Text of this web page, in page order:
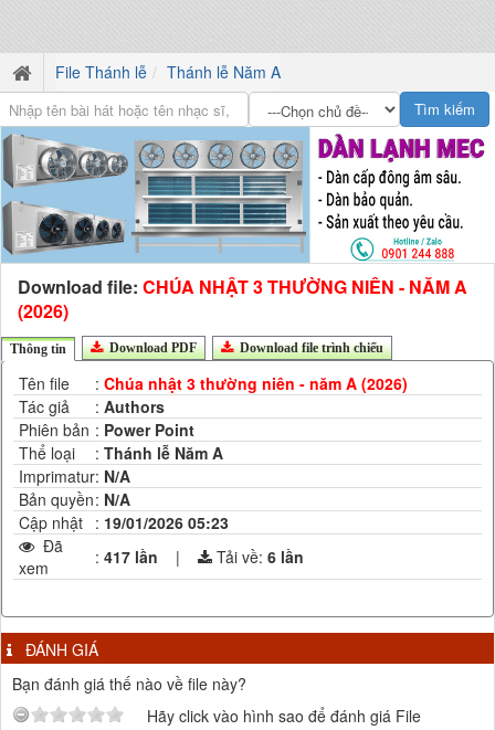
File Thánh lễ Thánh lễ Năm A
Download file: CHÚA NHẬT 3 THƯỜNG NIÊN - NĂM A
(2026)
Thông tin Download PDF Download file trình chiếu
Tên file : Chúa nhật 3 thường niên - năm A (2026)
Tác giả
: Authors
Phiên bản : Power Point
Thể loại
: Thánh lễ Năm A
Imprimatur: N/A
Bản quyền: N/A
Cập nhật : 19/01/2026 05:23
Đã
xem
: 417 lần | Tải về: 6 lần
ĐÁNH GIÁ
Bạn đánh giá thế nào về file này?
Hãy click vào hình sao để đánh giá File